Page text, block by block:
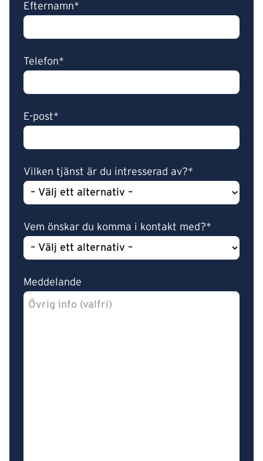
Efternamn*
Telefon*
E-post*
Vilken tjänst är du intresserad av?*
Vem önskar du komma i kontakt med?*
Meddelande